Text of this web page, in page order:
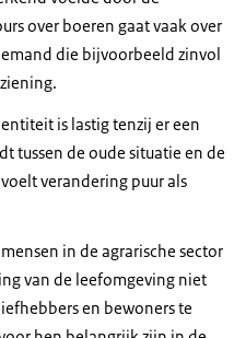
over boeren gaat vaak over
die bijvoorbeeld zinvol
is lastig tenzij er een
tussen de oude situatie en de
verandering puur als
in de agrarische sector
van de leefomgeving niet
en bewoners te